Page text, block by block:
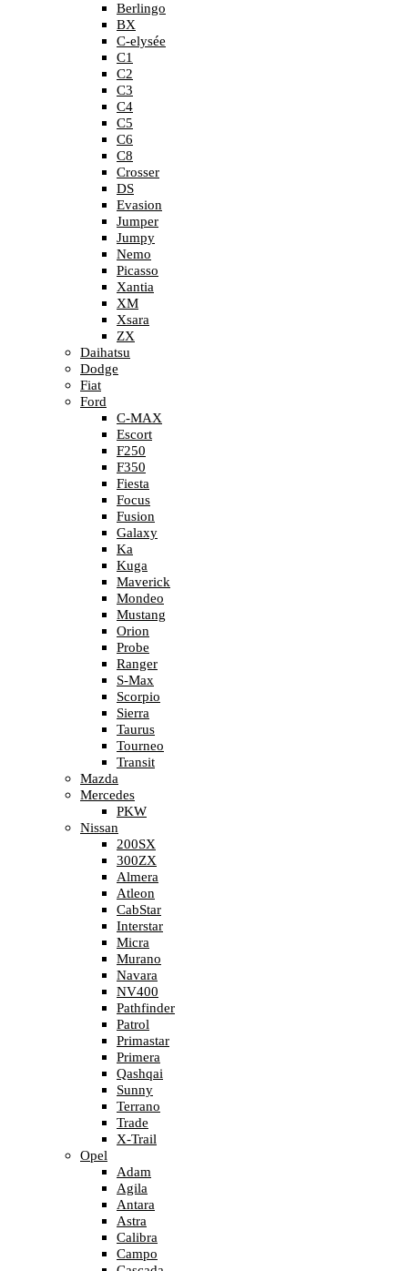
Berlingo
BX
C-elysée
C1
C2
C3
C4
C5
C6
C8
Crosser
DS
Evasion
Jumper
Jumpy
Nemo
Picasso
Xantia
XM
Xsara
ZX
Daihatsu
Dodge
Fiat
Ford
C-MAX
Escort
F250
F350
Fiesta
Focus
Fusion
Galaxy
Ka
Kuga
Maverick
Mondeo
Mustang
Orion
Probe
Ranger
S-Max
Scorpio
Sierra
Taurus
Tourneo
Transit
Mazda
Mercedes
PKW
Nissan
200SX
300ZX
Almera
Atleon
CabStar
Interstar
Micra
Murano
Navara
NV400
Pathfinder
Patrol
Primastar
Primera
Qashqai
Sunny
Terrano
Trade
X-Trail
Opel
Adam
Agila
Antara
Astra
Calibra
Campo